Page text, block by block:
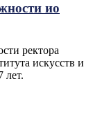
ио
ректора
искусств и
лет.